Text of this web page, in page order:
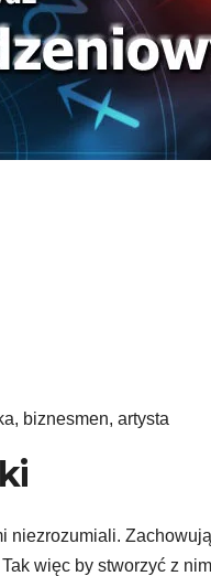
biznesmen, artysta
więc by stworzyć z